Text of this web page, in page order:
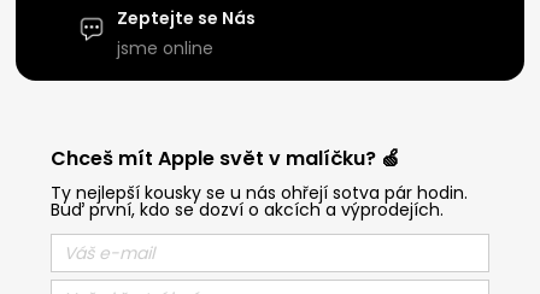
Zeptejte se Nás
jsme online
Chceš mít Apple svět v malíčku? 🍏
Ty nejlepší kousky se u nás ohřejí sotva pár hodin.
Buď první, kdo se dozví o akcích a výprodejích.